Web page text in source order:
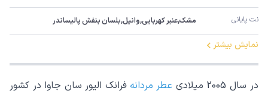
نت پایانی مشک,عنبر کهربایی,وانیل,بلسان بنفش پالیساندر
نمایش بیشتر
در سال 2005 میلادی عطر مردانه فرانک الیور سان جاوا در کشور